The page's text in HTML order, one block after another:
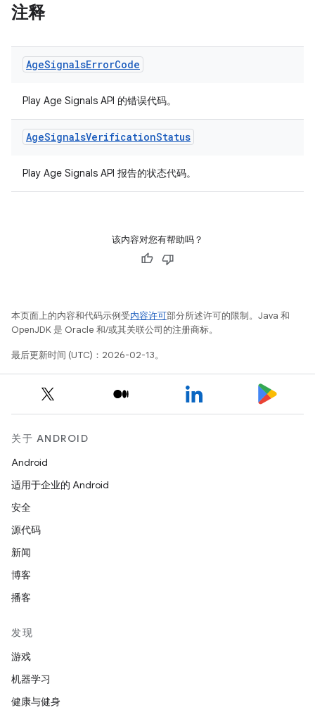
注释
AgeSignalsErrorCode
Play Age Signals API 的错误代码。
AgeSignalsVerificationStatus
Play Age Signals API 报告的状态代码。
该内容对您有帮助吗？
本页面上的内容和代码示例受内容许可部分所述许可的限制。Java 和
OpenJDK 是 Oracle 和/或其关联公司的注册商标。
最后更新时间 (UTC)：2026-02-13。
关于 ANDROID
Android
适用于企业的 Android
安全
源代码
新闻
博客
播客
发现
游戏
机器学习
健康与健身